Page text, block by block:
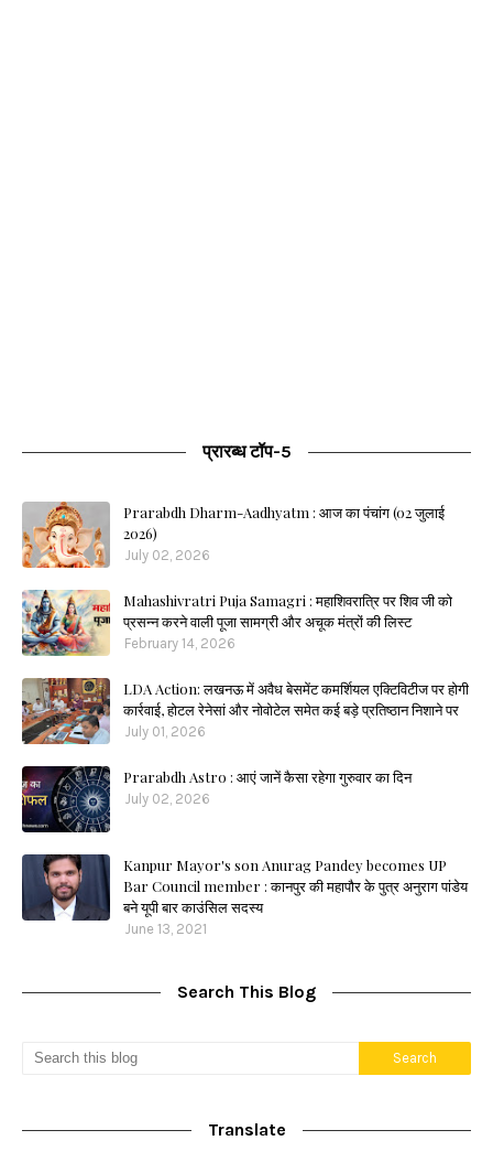
प्रारब्ध टॉप-5
Prarabdh Dharm-Aadhyatm : आज का पंचांग (02 जुलाई
2026)
July 02, 2026
Mahashivratri Puja Samagri : महाशिवरात्रि पर शिव जी को
प्रसन्न करने वाली पूजा सामग्री और अचूक मंत्रों की लिस्ट
February 14, 2026
LDA Action: लखनऊ में अवैध बेसमेंट कमर्शियल एक्टिविटीज पर होगी
कार्रवाई, होटल रेनेसां और नोवोटेल समेत कई बड़े प्रतिष्ठान निशाने पर
July 01, 2026
Prarabdh Astro : आएं जानें कैसा रहेगा गुरुवार का दिन
July 02, 2026
Kanpur Mayor's son Anurag Pandey becomes UP
Bar Council member : कानपुर की महापौर के पुत्र अनुराग पांडेय
बने यूपी बार काउंसिल सदस्य
June 13, 2021
Search This Blog
Translate